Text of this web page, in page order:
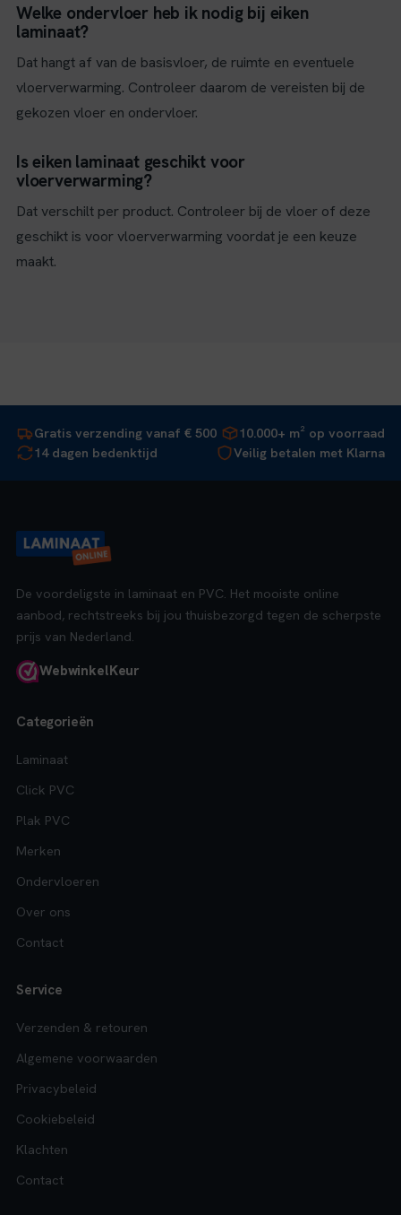
Welke ondervloer heb ik nodig bij eiken
laminaat?
Dat hangt af van de basisvloer, de ruimte en eventuele
vloerverwarming. Controleer daarom de vereisten bij de
gekozen vloer en ondervloer.
Is eiken laminaat geschikt voor
vloerverwarming?
Dat verschilt per product. Controleer bij de vloer of deze
geschikt is voor vloerverwarming voordat je een keuze
maakt.
Gratis verzending vanaf € 500
10.000+ m² op voorraad
14 dagen bedenktijd
Veilig betalen met Klarna
De voordeligste in laminaat en PVC. Het mooiste online
aanbod, rechtstreeks bij jou thuisbezorgd tegen de scherpste
prijs van Nederland.
WebwinkelKeur
Categorieën
Laminaat
Click PVC
Plak PVC
Merken
Ondervloeren
Over ons
Contact
Service
Verzenden & retouren
Algemene voorwaarden
Privacybeleid
Cookiebeleid
Klachten
Contact